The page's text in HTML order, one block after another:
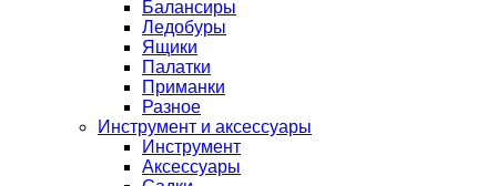
Балансиры
Ледобуры
Ящики
Палатки
Приманки
Разное
Инструмент и аксессуары
Инструмент
Аксессуары